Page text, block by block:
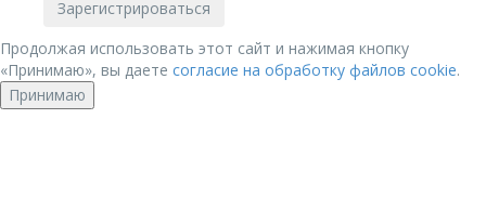
Продолжая использовать этот сайт и нажимая кнопку
«Принимаю», вы даете согласие на обработку файлов cookie.
Принимаю